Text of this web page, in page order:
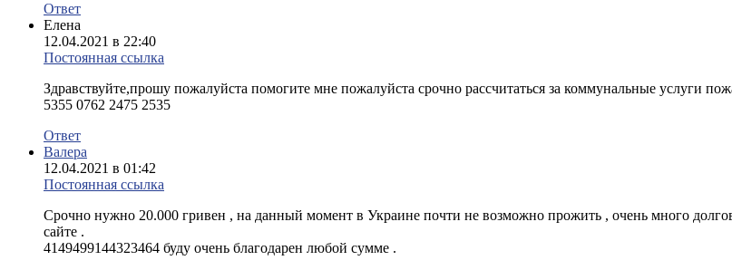
Ответ
Елена
12.04.2021 в 22:40
Постоянная ссылка
Здравствуйте,прошу пожалуйста помогите мне пожалуйста срочно рассчитаться за коммунальные услуги
5355 0762 2475 2535
Ответ
Валера
12.04.2021 в 01:42
Постоянная ссылка
Срочно нужно 20.000 гривен , на данный момент в Украине почти не возможно прожить , очень много
сайте .
4149499144323464 буду очень благодарен любой сумме .